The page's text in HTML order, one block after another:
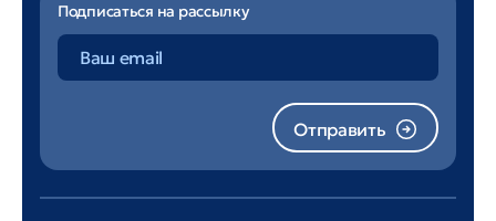
Подписаться на рассылку
Отправить